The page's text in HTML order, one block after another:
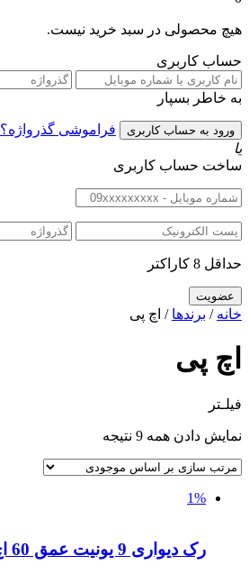
هیچ محصولی در سبد خرید نیست.
حساب کاربری
به خاطر بسپار
فراموشی گذرواژه؟
یا
ساخت حساب کاربری
حداقل 8 کاراکتر
خانه / برندها / اچ پی
اچ پی
فیلـتر
نمایش دادن همه 9 نتیجه
1%
رک دیواری 9 یونیت عمق 60 اچ پی آی